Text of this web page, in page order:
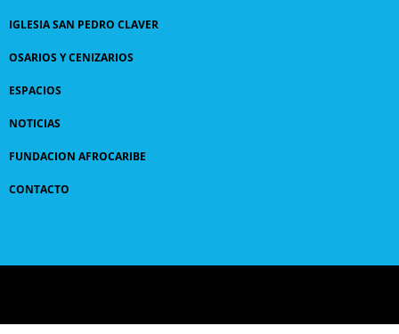
IGLESIA SAN PEDRO CLAVER
OSARIOS Y CENIZARIOS
ESPACIOS
NOTICIAS
FUNDACION AFROCARIBE
CONTACTO